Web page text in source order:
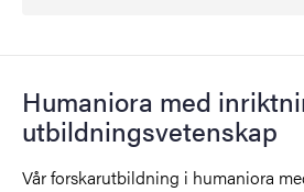
Humaniora med
utbildningsvetenskap
Vår forskarutbildning i humaniora